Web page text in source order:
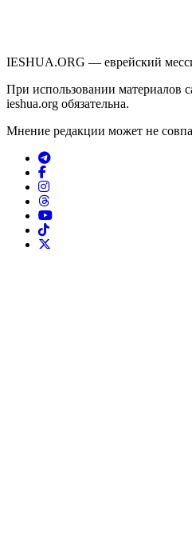
IESHUA.ORG — еврейский
При использовании материалов
ieshua.org обязательна.
Мнение редакции может не